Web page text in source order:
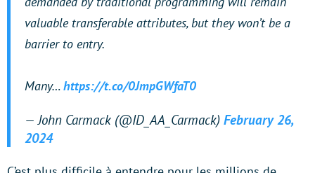
valuable transferable attributes, but they won’t be a
barrier to entry.
Many…https://t.co/0JmpGWfaT0
— John Carmack (@ID_AA_Carmack) February 26,
2024